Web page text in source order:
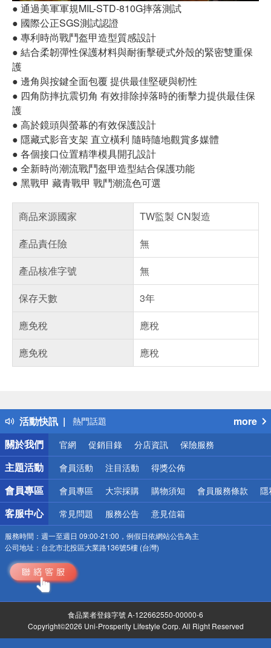
● 通過美軍軍規MIL-STD-810G摔落測試
● 國際公正SGS測試認證
● 專利時尚戰鬥盔甲造型質感設計
● 結合柔韌彈性保護材料與耐衝擊硬式外殼的緊密雙重保
護
● 邊角與按鍵全面包覆 提供最佳堅硬與軔性
● 四角防摔抗震切角 有效排除掉落時的衝擊力提供最佳保
護
● 高於鏡頭與螢幕的有效保護設計
● 隱藏式影音支架 直立橫利 隨時隨地觀賞多媒體
● 各個接口位置精準模具開孔設計
● 全新時尚潮流戰鬥盔甲造型結合保護功能
● 黑戰甲 藏青戰甲 戰鬥潮流色可選
商品來源國家
TW監製 CN製造
產品責任險
無
產品核准字號
無
保存天數
3年
應免稅
應稅
應免稅
應稅
活動快訊
得獎公告
熱門話題
銀行優惠
偏遠地區配送
詐騙網頁！請小心！
more
關於我們
官網 促銷目錄 分店資訊 保險服務
主題活動 會員活動 注目活動 得獎公佈
會員專區 會員專區 大宗採購 購物須知 會員服務條款 隱
客服中心 常見問題 服務公告 意見信箱
服務時間： 週一至週日 09:00-21:00，例假日依網站公告為主
公司地址： 台北市北投區大業路136號5樓 (台灣)
食品業者登錄字號 A-122662550-00000-6
Copyright©2026 Uni-Prosperity Lifestyle Corp. All Right Reserved